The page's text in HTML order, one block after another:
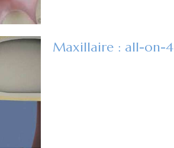
Maxillaire : all-on-4